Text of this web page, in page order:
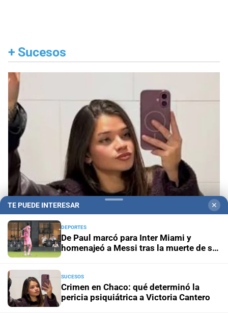
+ Sucesos
Se investiga Crimen en Chaco: qué determinó la
pericia psiquiátrica a Victoria Cantero
nuevo edificio Anexo de los Tribunales de Santa Fe
Tragedia en Bariloche
Murió una nena de 3 años tras caer
TE PUEDE INTERESAR ✕
DEPORTES
De Paul marcó para Inter Miami y
homenajeó a Messi tras la muerte de su
SUCESOS
Crimen en Chaco: qué determinó la
pericia psiquiátrica a Victoria Cantero